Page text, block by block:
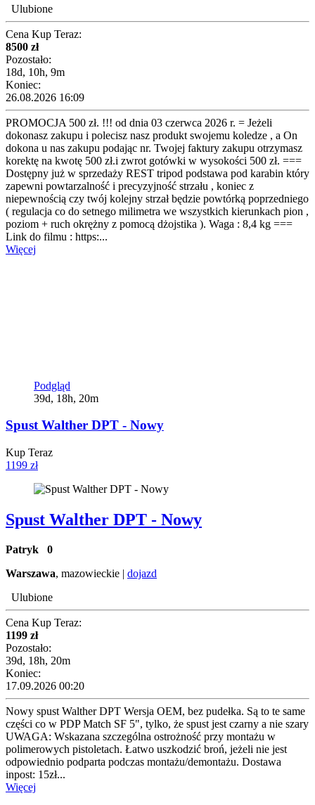
Ulubione
Cena Kup Teraz:
8500 zł
Pozostało:
18d, 10h, 9m
Koniec:
26.08.2026 16:09
PROMOCJA 500 zł. !!! od dnia 03 czerwca 2026 r. = Jeżeli
dokonasz zakupu i polecisz nasz produkt swojemu koledze , a On
dokona u nas zakupu podając nr. Twojej faktury zakupu otrzymasz
korektę na kwotę 500 zł.i zwrot gotówki w wysokości 500 zł. ===
Dostępny już w sprzedaży REST tripod podstawa pod karabin który
zapewni powtarzalność i precyzyjność strzału , koniec z
niepewnością czy twój kolejny strzał będzie powtórką poprzedniego
( regulacja co do setnego milimetra we wszystkich kierunkach pion ,
poziom + ruch okrężny z pomocą dżojstika ). Waga : 8,4 kg ===
Link do filmu : https:...
Więcej
Podgląd
39d, 18h, 20m
Spust Walther DPT - Nowy
Kup Teraz
1199 zł
Spust Walther DPT - Nowy
Patryk 0
Warszawa, mazowieckie | dojazd
Ulubione
Cena Kup Teraz:
1199 zł
Pozostało:
39d, 18h, 20m
Koniec:
17.09.2026 00:20
Nowy spust Walther DPT Wersja OEM, bez pudełka. Są to te same
części co w PDP Match SF 5", tylko, że spust jest czarny a nie szary
UWAGA: Wskazana szczególna ostrożność przy montażu w
polimerowych pistoletach. Łatwo uszkodzić broń, jeżeli nie jest
odpowiednio podparta podczas montażu/demontażu. Dostawa
inpost: 15zł...
Więcej